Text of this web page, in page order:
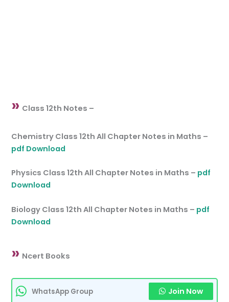
» Class 12th Notes –
Chemistry Class 12th All Chapter Notes in Maths –
pdf Download
Physics Class 12th All Chapter Notes in Maths – pdf
Download
Biology Class 12th All Chapter Notes in Maths – pdf
Download
» Ncert Books
WhatsApp Group Join Now